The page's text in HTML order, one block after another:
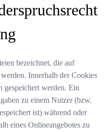
bezeichnet, die auf
Innerhalb der Cookies
gespeichert werden. Ein
zu einem Nutzer (bzw.
ist) während oder
eines Onlineangebotes zu